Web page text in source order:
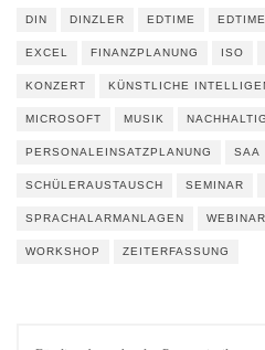
DIN DINZLER EDTIME
EXCEL FINANZPLANUNG ISO
KONZERT KÜNSTLICHE
MICROSOFT MUSIK
PERSONALEINSATZPLANUNG SAA
SCHÜLERAUSTAUSCH SEMINAR
SPRACHALARMANLAGEN WEBINAR
WORKSHOP ZEITERFASSUNG